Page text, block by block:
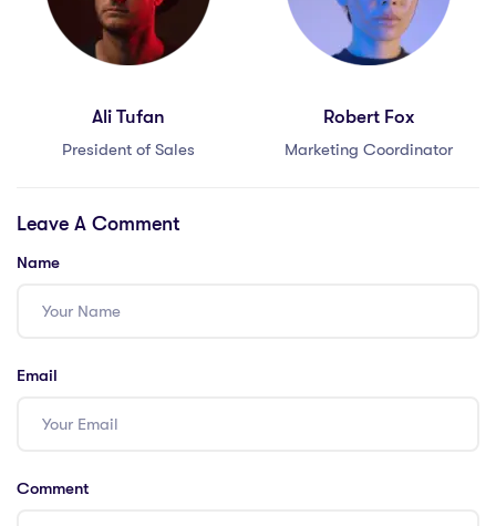
Ali Tufan
President of Sales
Robert Fox
Marketing Coordinator
Leave A Comment
Name
Email
Comment